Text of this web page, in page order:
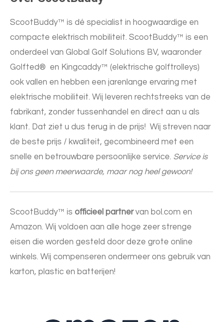
ScootBuddy™ is dé specialist in hoogwaardige en
compacte elektrisch mobiliteit. ScootBuddy™ is een
onderdeel van Global Golf Solutions BV, waaronder
Golfted® en Kingcaddy™ (elektrische golftrolleys)
ook vallen en hebben een jarenlange ervaring met
elektrische mobiliteit. Wij leveren rechtstreeks van de
fabrikant, zonder tussenhandel en direct aan u als
klant. Dat ziet u dus terug in de prijs! Wij streven naar
de beste prijs / kwaliteit, gecombineerd met een
snelle en betrouwbare persoonlijke service. Service is
bij ons geen meerwaarde, maar nog heel gewoon!
ScootBuddy™ is officieel partnervan bol.com en
Amazon. Wij voldoen aan alle hoge zeer strenge
eisen die worden gesteld door deze grote online
winkels. Wij compenseren ondermeer ons gebruik van
karton, plastic en batterijen!